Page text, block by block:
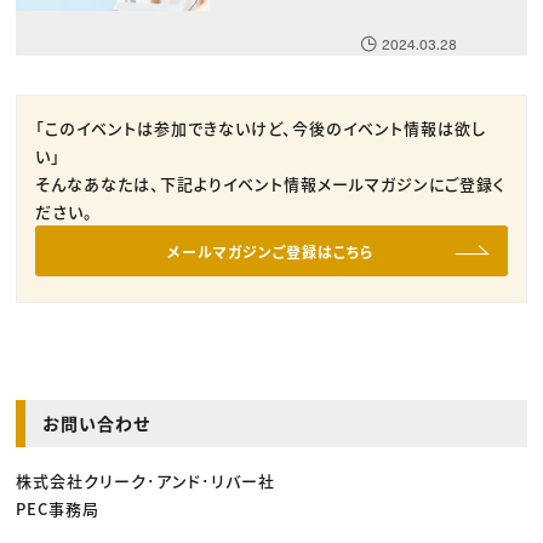
2024.03.28
「このイベントは参加できないけど、今後のイベント情報は欲し
い」
そんなあなたは、下記よりイベント情報メールマガジンにご登録く
ださい。
メールマガジンご登録はこちら
お問い合わせ
株式会社クリーク･アンド･リバー社
PEC事務局